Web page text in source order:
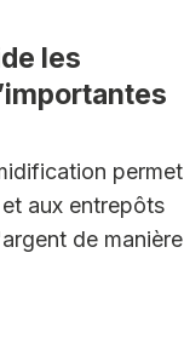
les
permet
aux entrepôts
de manière